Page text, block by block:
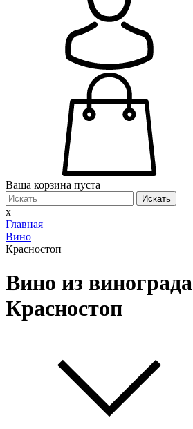
Ваша корзина пуста
Искать
x
Главная
Вино
Красностоп
Вино из винограда
Красностоп